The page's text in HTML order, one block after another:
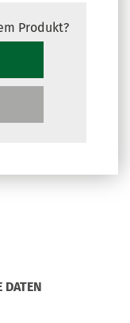
Produkt?
DATEN